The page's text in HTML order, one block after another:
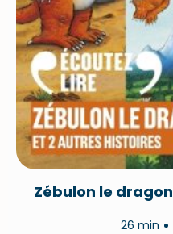
Zébulon le
26 min